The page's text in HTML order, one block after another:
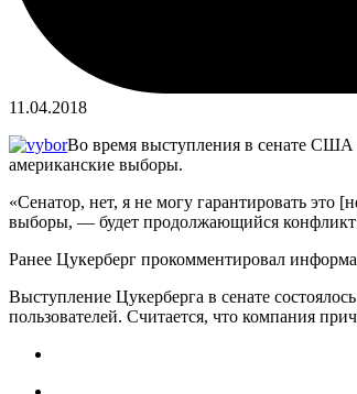
11.04.2018
Во время выступления в сенате США
американские выборы.
«Сенатор, нет, я не могу гарантировать это
выборы, — будет продолжающийся
Ранее Цукерберг прокомментировал
Выступление Цукерберга в сенате
пользователей. Считается, что компания